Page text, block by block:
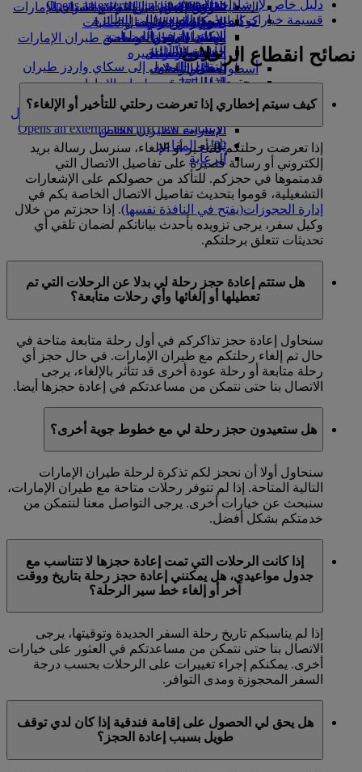
تناول الطعام في الدرجة السياحية
الممتازة
وجبات الدرجة السياحية
المشروبات
أسطول طائراتنا
بوينج 777
طائرة الإمارات A380
A350 طائرة الإمارات
الإمارات للطيران الخاص
توزيع المقاعد
السوق الحرة
متجرنا الرسمي
التسلية للأطفال
الترفيه عن الأطفال
ألعاب الأطفال
أنشطة للأطفال
in a new tab
كوكبنا
الاستدامة في العمليات
السياسة البيئية
التقارير البيئية
مجتمعاتنا المحلية
مؤسسة طيران الإمارات للأعمال
الإنسانيةمؤسسة طيران الإمارات للأعمال
الإنسانية Opens an external link in a new
tab
الرعاية
Opens an external link in a new tab
شركاؤنا
سكاي واردز رايل
حاسبة الأميال
تسجيل الدخول إلى سكاي واردز طيران
الإمارات
سكاي واردز+
السفر لأصحاب الهمم مع طيران الإمارات
المساعدة الخاصة والطلبات
تجربتكم على متن الطائرة
الأدوات والموارد
الهاتف المتحرك وتطبيق طيران الإمارات
إلغاء حجز أو تغييره
تعطل الرحلات
معلومات عن طيران الإمارات
دليل خاص لإرشادات السفر
قسيمة خيارات المنع من الصعود إلى الطائرة
نصائح انقطاع الرحلات
كيف سيتم إخطاري إذا تعرضت رحلتي للتأخير أو الإلغاء؟
إذا تعرضت رحلتكم للتأخير أو الإلغاء، سنرسل رسالة بريد
إلكتروني أو رسالة قصيرة على تفاصيل الاتصال التي
قدمتموها في حجزكم. للتأكد من حصولكم على الإشعارات
التشغيلية، قوموا بتحديث تفاصيل الاتصال الخاصة بكم في
إدارة الحجوزات(يفتح في النافذة نفسها). إذا حجزتم من خلال
وكيل سفر، يرجى تزويده بأحدث بياناتكم لضمان تلقي أي
تحديثات تتعلق برحلتكم.
هل ستتم إعادة حجز رحلة لي بدلا عن الرحلات التي تم
تعطيلها أو إلغائها وأي رحلات متابعة؟
سنحاول إعادة حجز تذاكركم في أول رحلة متابعة متاحة في
حال تم إلغاء رحلتكم مع طيران الإمارات. في حال حجز أي
رحلة متابعة أو رحلة عودة أخرى قد تتأثر بالإلغاء، يرجى
الاتصال بنا حتى نتمكن من مساعدتكم في إعادة حجزها أيضا.
هل ستعيدون حجز رحلة لي مع خطوط جوية أخرى؟
سنحاول أولا أن نحجز لكم تذكرة لرحلة طيران الإمارات
التالية المتاحة. إذا لم تتوفر رحلات متاحة مع طيران الإمارات،
سنبحث عن خيارات أخرى. يرجى التواصل معنا لنتمكن من
خدمتكم بشكل أفضل.
إذا كانت الرحلات التي تمت إعادة حجزها لا تتناسب مع
جدول مواعيدي، هل يمكنني إعادة حجز رحلة بتاريخ ووقت
آخر أو إلغاء خط سير الرحلة؟
إذا لم يناسبكم تاريخ رحلة السفر الجديدة وتوقيتها، يرجى
الاتصال بنا حتى نتمكن من مساعدتكم في العثور على خيارات
أخرى. يمكنكم إجراء تغييرات على الرحلات بحسب درجة
السفر المحجوزة ومدى التوافر.
هل يحق لي الحصول على إقامة فندقية إذا كان لدي توقف
طويل بسبب إعادة الحجز؟